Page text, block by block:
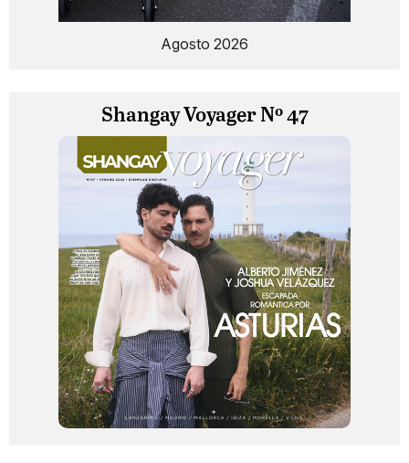
Agosto 2026
Shangay Voyager Nº 47